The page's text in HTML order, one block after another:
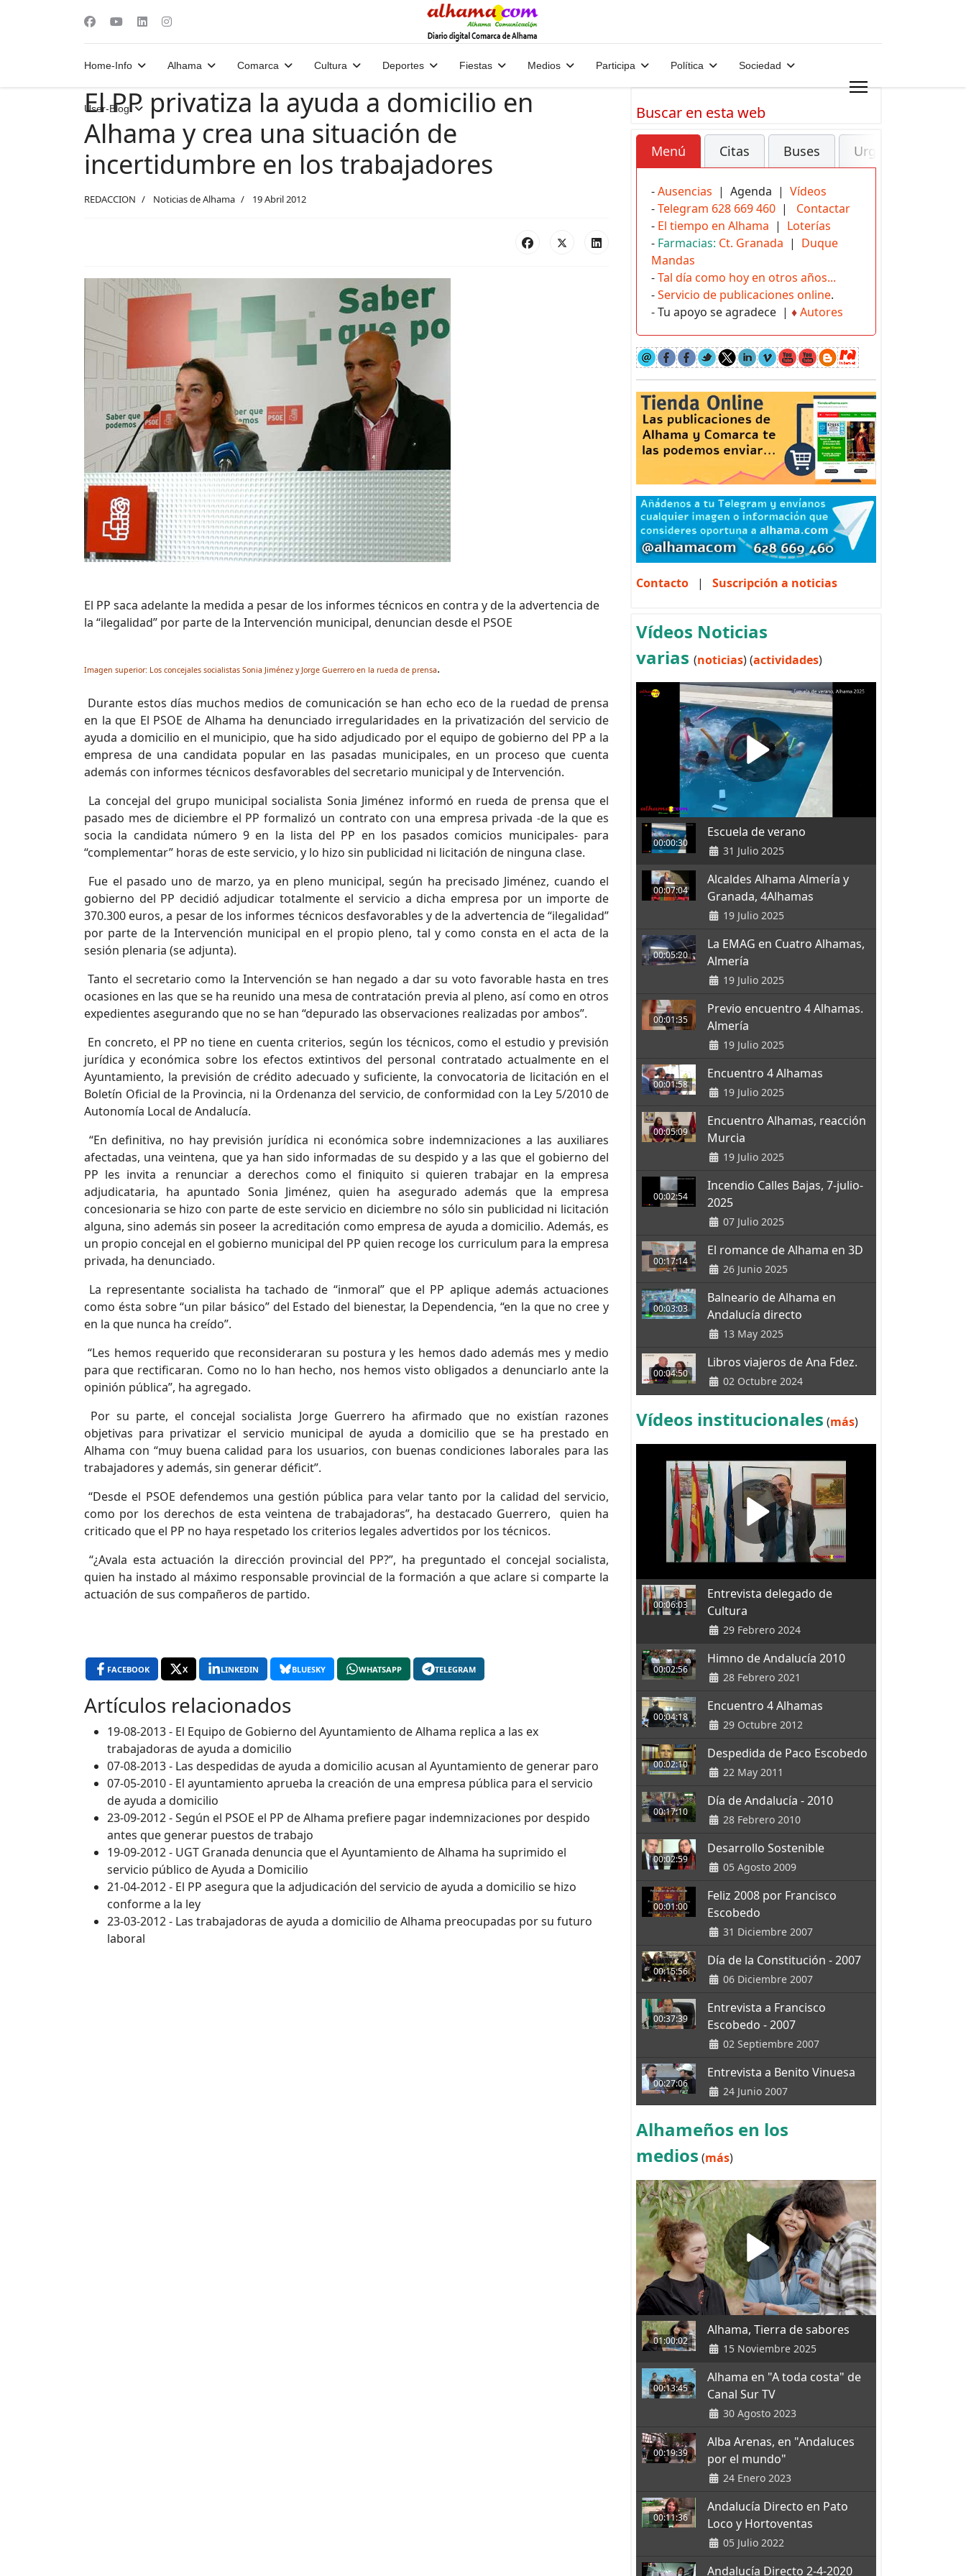
Home-Info Alhama Comarca Cultura Deportes Fiestas Medios Participa Política Sociedad
User-Blog
El PP privatiza la ayuda a domicilio en
Alhama y crea una situación de
incertidumbre en los trabajadores
REDACCION Noticias de Alhama 19 Abril 2012
El PP saca adelante la medida a pesar de los informes técnicos en contra y de la advertencia de
la “ilegalidad” por parte de la Intervención municipal, denuncian desde el PSOE
Imagen superior: Los concejales socialistas Sonia Jiménez y Jorge Guerrero en la rueda de prensa.
Durante estos días muchos medios de comunicación se han echo eco de la ruedad de prensa
en la que El PSOE de Alhama ha denunciado irregularidades en la privatización del servicio de
ayuda a domicilio en el municipio, que ha sido adjudicado por el equipo de gobierno del PP a la
empresa de una candidata popular en las pasadas municipales, en un proceso que cuenta
además con informes técnicos desfavorables del secretario municipal y de Intervención.
La concejal del grupo municipal socialista Sonia Jiménez informó en rueda de prensa que el
pasado mes de diciembre el PP formalizó un contrato con una empresa privada -de la que es
socia la candidata número 9 en la lista del PP en los pasados comicios municipales- para
“complementar” horas de este servicio, y lo hizo sin publicidad ni licitación de ninguna clase.
Fue el pasado uno de marzo, ya en pleno municipal, según ha precisado Jiménez, cuando el
gobierno del PP decidió adjudicar totalmente el servicio a dicha empresa por un importe de
370.300 euros, a pesar de los informes técnicos desfavorables y de la advertencia de “ilegalidad”
por parte de la Intervención municipal en el propio pleno, tal y como consta en el acta de la
sesión plenaria (se adjunta).
Tanto el secretario como la Intervención se han negado a dar su voto favorable hasta en tres
ocasiones en las que se ha reunido una mesa de contratación previa al pleno, así como en otros
expedientes asegurando que no se han “depurado las observaciones realizadas por ambos”.
En concreto, el PP no tiene en cuenta criterios, según los técnicos, como el estudio y previsión
jurídica y económica sobre los efectos extintivos del personal contratado actualmente en el
Ayuntamiento, la previsión de crédito adecuado y suficiente, la convocatoria de licitación en el
Boletín Oficial de la Provincia, ni la Ordenanza del servicio, de conformidad con la Ley 5/2010 de
Autonomía Local de Andalucía.
“En definitiva, no hay previsión jurídica ni económica sobre indemnizaciones a las auxiliares
afectadas, una veintena, que ya han sido informadas de su despido y a las que el gobierno del
PP les invita a renunciar a derechos como el finiquito si quieren trabajar en la empresa
adjudicataria, ha apuntado Sonia Jiménez, quien ha asegurado además que la empresa
concesionaria se hizo con parte de este servicio en diciembre no sólo sin publicidad ni licitación
alguna, sino además sin poseer la acreditación como empresa de ayuda a domicilio. Además, es
un propio concejal en el gobierno municipal del PP quien recoge los curriculum para la empresa
privada, ha denunciado.
La representante socialista ha tachado de “inmoral” que el PP aplique además actuaciones
como ésta sobre “un pilar básico” del Estado del bienestar, la Dependencia, “en la que no cree y
en la que nunca ha creído”.
“Les hemos requerido que reconsideraran su postura y les hemos dado además mes y medio
para que rectificaran. Como no lo han hecho, nos hemos visto obligados a denunciarlo ante la
opinión pública”, ha agregado.
Por su parte, el concejal socialista Jorge Guerrero ha afirmado que no existían razones
objetivas para privatizar el servicio municipal de ayuda a domicilio que se ha prestado en
Alhama con “muy buena calidad para los usuarios, con buenas condiciones laborales para las
trabajadores y además, sin generar déficit”.
“Desde el PSOE defendemos una gestión pública para velar tanto por la calidad del servicio,
como por los derechos de esta veintena de trabajadoras”, ha destacado Guerrero, quien ha
criticado que el PP no haya respetado los criterios legales advertidos por los técnicos.
“¿Avala esta actuación la dirección provincial del PP?”, ha preguntado el concejal socialista,
quien ha instado al máximo responsable provincial de la formación a que aclare si comparte la
actuación de sus compañeros de partido.
FACEBOOK X LINKEDIN BLUESKY WHATSAPP TELEGRAM
Artículos relacionados
19-08-2013 - El Equipo de Gobierno del Ayuntamiento de Alhama replica a las ex
trabajadoras de ayuda a domicilio
07-08-2013 - Las despedidas de ayuda a domicilio acusan al Ayuntamiento de generar paro
07-05-2010 - El ayuntamiento aprueba la creación de una empresa pública para el servicio
de ayuda a domicilio
23-09-2012 - Según el PSOE el PP de Alhama prefiere pagar indemnizaciones por despido
antes que generar puestos de trabajo
19-09-2012 - UGT Granada denuncia que el Ayuntamiento de Alhama ha suprimido el
servicio público de Ayuda a Domicilio
21-04-2012 - El PP asegura que la adjudicación del servicio de ayuda a domicilio se hizo
conforme a la ley
23-03-2012 - Las trabajadoras de ayuda a domicilio de Alhama preocupadas por su futuro
laboral
Buscar en esta web
Menú Citas Buses Urgencias
-Ausencias | Agenda | Vídeos
-Telegram 628 669 460 | Contactar
- El tiempo en Alhama | Loterías
- Farmacias: Ct. Granada | Duque
Mandas
-Tal día como hoy en otros años...
-Servicio de publicaciones online.
- Tu apoyo se agradece | ♦Autores
Contacto | Suscripción a noticias
Vídeos Noticias
varias (noticias) (actividades)
00:00:30
Escuela de verano
31 Julio 2025
00:07:04
Alcaldes Alhama Almería y
Granada, 4Alhamas
19 Julio 2025
00:05:20
La EMAG en Cuatro Alhamas,
Almería
19 Julio 2025
00:01:35
Previo encuentro 4 Alhamas.
Almería
19 Julio 2025
00:01:58
Encuentro 4 Alhamas
19 Julio 2025
00:05:09
Encuentro Alhamas, reacción
Murcia
19 Julio 2025
00:02:54
Incendio Calles Bajas, 7-julio-
2025
07 Julio 2025
00:17:14
El romance de Alhama en 3D
26 Junio 2025
00:03:03
Balneario de Alhama en
Andalucía directo
13 May 2025
00:04:50
Libros viajeros de Ana Fdez.
02 Octubre 2024
Vídeos institucionales (más)
00:06:03
Entrevista delegado de
Cultura
29 Febrero 2024
00:02:56
Himno de Andalucía 2010
28 Febrero 2021
00:04:18
Encuentro 4 Alhamas
29 Octubre 2012
00:02:10
Despedida de Paco Escobedo
22 May 2011
00:17:10
Día de Andalucía - 2010
28 Febrero 2010
00:02:59
Desarrollo Sostenible
05 Agosto 2009
00:01:00
Feliz 2008 por Francisco
Escobedo
31 Diciembre 2007
00:15:56
Día de la Constitución - 2007
06 Diciembre 2007
00:37:39
Entrevista a Francisco
Escobedo - 2007
02 Septiembre 2007
00:27:06
Entrevista a Benito Vinuesa
24 Junio 2007
Alhameños en los
medios (más)
01:00:02
Alhama, Tierra de sabores
15 Noviembre 2025
00:13:45
Alhama en "A toda costa" de
Canal Sur TV
30 Agosto 2023
00:19:39
Alba Arenas, en "Andaluces
por el mundo"
24 Enero 2023
00:11:36
Andalucía Directo en Pato
Loco y Hortoventas
05 Julio 2022
Andalucía Directo 2-4-2020